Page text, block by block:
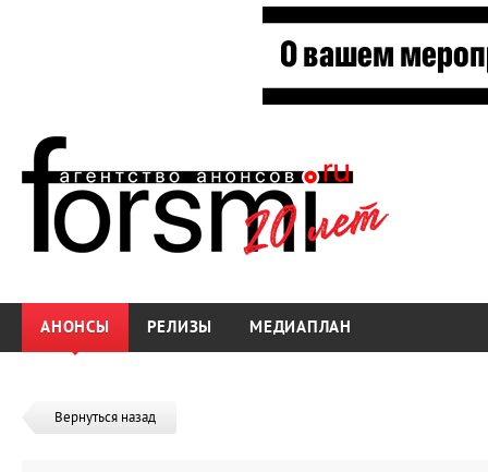
АНОНСЫ РЕЛИЗЫ МЕДИАПЛАН
Вернуться назад